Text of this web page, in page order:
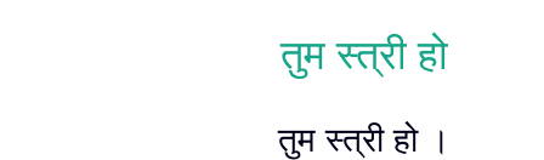
तुम स्त्री हो
तुम स्त्री हो ।